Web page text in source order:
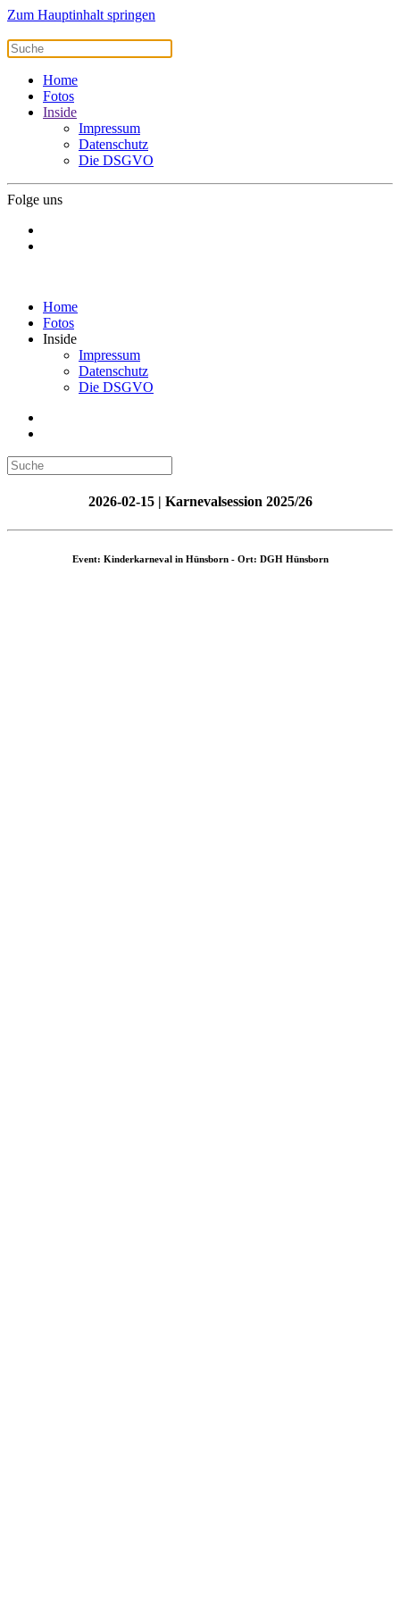
Zum Hauptinhalt springen
Home
Fotos
Inside
Impressum
Datenschutz
Die DSGVO
Folge uns
Home
Fotos
Inside
Impressum
Datenschutz
Die DSGVO
2026-02-15 | Karnevalsession 2025/26
Event: Kinderkarneval in Hünsborn - Ort: DGH Hünsborn